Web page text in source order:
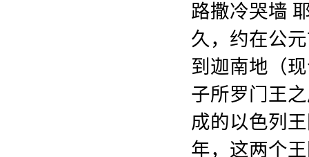
路撒冷哭墙
久，约在公
到迦南地（
子所罗门王
成的以色列
年，这两个